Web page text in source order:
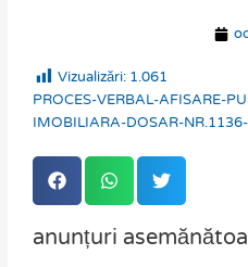
Vizualizări: 1.061
PROCES-VERBAL-AFISARE-
IMOBILIARA-DOSAR-
anunțuri